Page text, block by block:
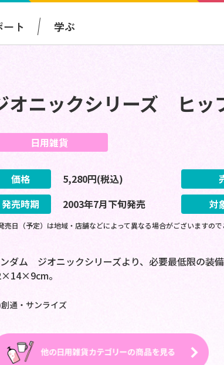
ート 学ぶ
オニックシリーズ ヒッ
日用雑貨
価格 5,280円(税込)
発売時期
2003年7月下旬発売 対
売日（予定）は地域・店舗などによって異なる場合がございますの
ダム ジオニックシリーズより、必要最低限の装
。
通・サンライズ